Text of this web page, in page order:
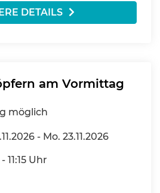
DETAILS
am Vormittag
möglich
- Mo. 23.11.2026
11:15 Uhr